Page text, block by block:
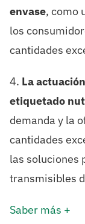
envase, como
los
cantidades
4. La
etiquetado
demanda y la
cantidades
las soluciones
transmisibles
Saber más +